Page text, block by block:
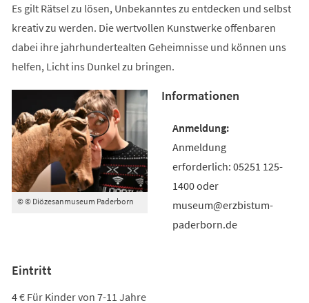
Es gilt Rätsel zu lösen, Unbekanntes zu entdecken und selbst
kreativ zu werden. Die wertvollen Kunstwerke offenbaren
dabei ihre jahrhundertealten Geheimnisse und können uns
helfen, Licht ins Dunkel zu bringen.
© © Diözesanmuseum Paderborn
Informationen
Anmeldung
erforderlich: 05251 125-
1400 oder
museum@erzbistum-
paderborn.de
Eintritt
4 € Für Kinder von 7-11 Jahre